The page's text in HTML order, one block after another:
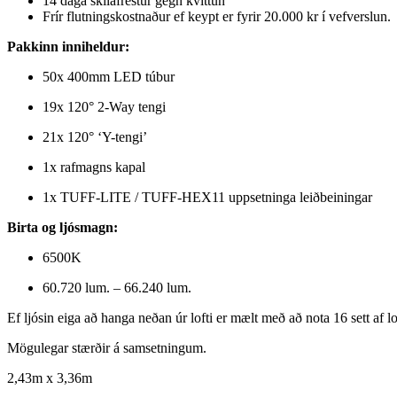
Frír flutningskostnaður ef keypt er fyrir 20.000 kr í vefverslun.
Pakkinn inniheldur:
50x 400mm LED túbur
19x 120° 2-Way tengi
21x 120° ‘Y-tengi’
1x rafmagns kapal
1x TUFF-LITE / TUFF-HEX11 uppsetninga leiðbeiningar
Birta og ljósmagn:
6500K
60.720 lum. – 66.240 lum.
Ef ljósin eiga að hanga neðan úr lofti er mælt með að nota 16 sett af
Mögulegar stærðir á samsetningum.
2,43m x 3,36m